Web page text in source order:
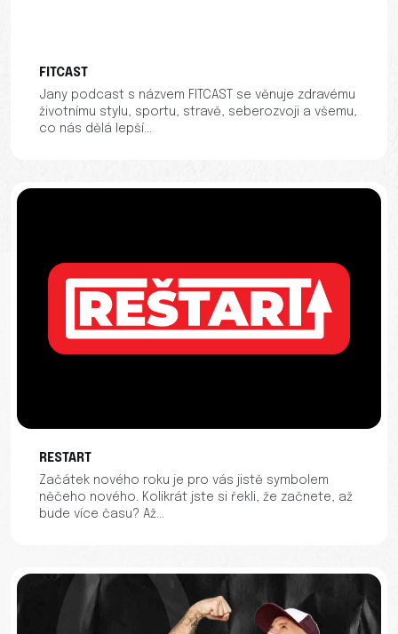
FITCAST
Jany podcast s názvem FITCAST se věnuje zdravému
životnímu stylu, sportu, stravě, seberozvoji a všemu,
co nás dělá lepší...
RESTART
Začátek nového roku je pro vás jistě symbolem
něčeho nového. Kolikrát jste si řekli, že začnete, až
bude více času? Až...